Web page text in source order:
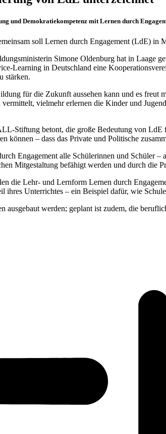
und Demokratiekompetenz mit Lernen durch
soll Lernen durch Engagement (LdE) in
Simone Oldenburg hat in Laage
Learning in Deutschland eine
stärken.
für die Zukunft aussehen kann und es
vielmehr erlernen die Kinder und
Stiftung betont, die große Bedeutung von LdE
können – dass das Private und Politische
Engagement alle Schülerinnen und
Mitgestaltung befähigt werden und durch die
die Lehr- und Lernform Lernen durch
ihres Unterrichtes – ein Beispiel dafür, wie
werden; geplant ist zudem, die